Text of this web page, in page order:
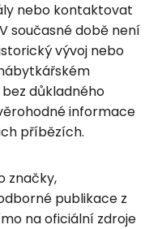
nebo kontaktovat
současné době není
vývoj nebo
důkladného
informace
příbězích.
značky,
publikace z
na oficiální zdroje